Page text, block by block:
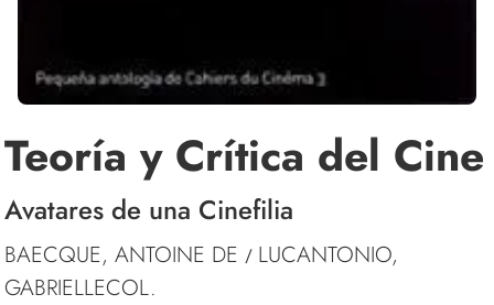
Teoría y Crítica del Cine
Avatares de una Cinefilia
BAECQUE, ANTOINE DE / LUCANTONIO,
GABRIELLECOL.